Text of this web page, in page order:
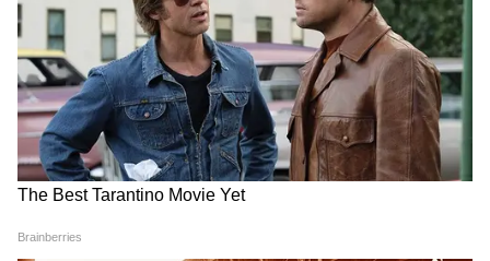
আরও খবরের আপডেট পেতে চোখ রাখুন
আমাদের হোয়াটসঅ্যাপ চ্যানেলে, ক্লিক করুন
এখানে।